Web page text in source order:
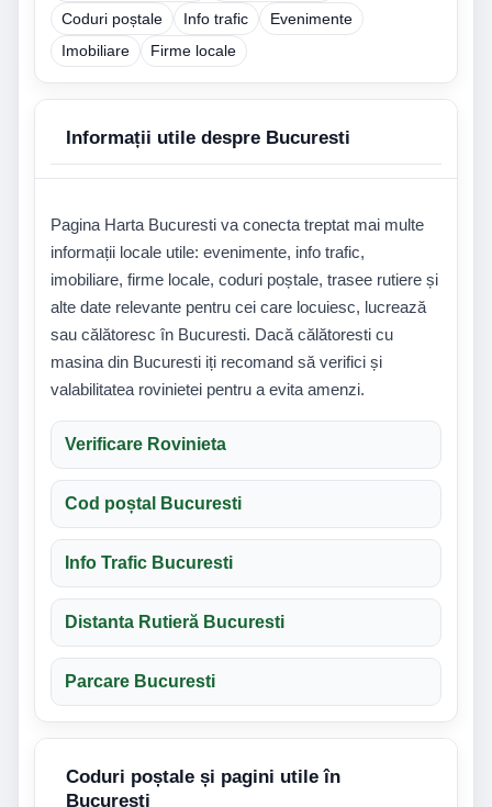
Coduri poștale Info trafic
Evenimente
Imobiliare
Firme locale
Informații utile despre Bucuresti
Pagina Harta Bucuresti va conecta treptat mai multe
informații locale utile: evenimente, info trafic,
imobiliare, firme locale, coduri poștale, trasee rutiere și
alte date relevante pentru cei care locuiesc, lucrează
sau călătoresc în Bucuresti. Dacă călătoresti cu
masina din Bucuresti iți recomand să verifici și
valabilitatea rovinietei pentru a evita amenzi.
Verificare Rovinieta
Cod poștal Bucuresti
Info Trafic Bucuresti
Distanta Rutieră Bucuresti
Parcare Bucuresti
Coduri poștale și pagini utile în
Bucuresti